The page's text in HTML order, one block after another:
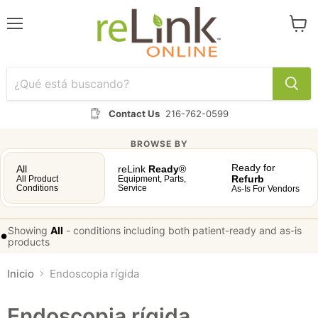
Contact Us 216-762-0599
BROWSE BY
All
All Product
Conditions
reLink Ready®
Equipment, Parts,
Service
Ready for
Refurb
As-Is For Vendors
•Showing All - conditions including both patient-ready and as-is
products
Inicio Endoscopia rígida